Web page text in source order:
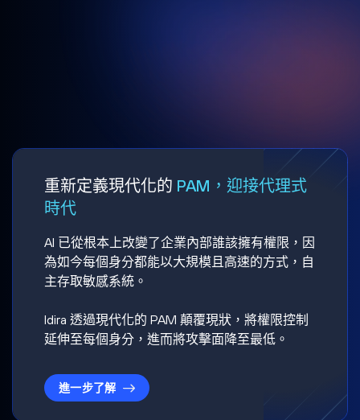
重新定義現代化的 PAM，迎接代理式
時代
AI 已從根本上改變了企業內部誰該擁有權限，因
為如今每個身分都能以大規模且高速的方式，自
主存取敏感系統。
Idira 透過現代化的 PAM 顛覆現狀，將權限控制
延伸至每個身分，進而將攻擊面降至最低。
進一步了解